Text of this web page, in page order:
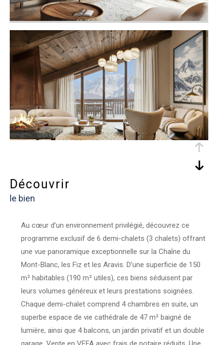
découvrir
le bien
Au cœur d’un environnement privilégié, découvrez ce
programme exclusif de 6 demi-chalets (3 chalets) offrant
une vue panoramique exceptionnelle sur la Chaîne du
Mont-Blanc, les Fiz et les Aravis. D’une superficie de 150
m² habitables (190 m² utiles), ces biens séduisent par
leurs volumes généreux et leurs prestations soignées.
Chaque demi-chalet comprend 4 chambres en suite, un
superbe espace de vie cathédrale de 47 m² baigné de
lumière, ainsi que 4 balcons, un jardin privatif et un double